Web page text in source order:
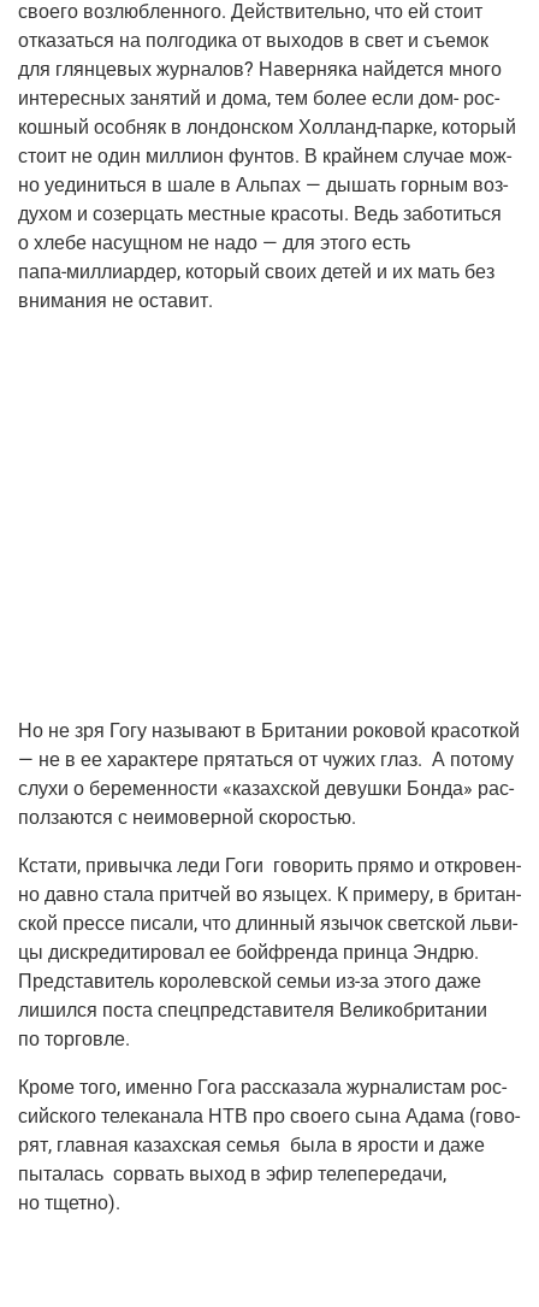
сво­е­го воз­люб­лен­но­го. Дей­стви­тель­но, что ей сто­ит
отка­зать­ся на пол­го­ди­ка от выхо­дов в свет и съе­мок
для глян­це­вых жур­на­лов? Навер­ня­ка най­дет­ся мно­го
инте­рес­ных заня­тий и дома, тем более если дом- рос­
кош­ный особ­няк в лон­дон­ском Хол­ланд-пар­ке, кото­рый
сто­ит не один мил­ли­он фун­тов. В край­нем слу­чае мож­
но уеди­нить­ся в шале в Аль­пах — дышать гор­ным воз­
ду­хом и созер­цать мест­ные кра­со­ты. Ведь забо­тить­ся
о хле­бе насущ­ном не надо — для это­го есть
папа-мил­ли­ар­дер, кото­рый сво­их детей и их мать без
вни­ма­ния не оставит.
Но не зря Гогу назы­ва­ют в Бри­та­нии роко­вой кра­сот­кой
— не в ее харак­те­ре пря­тать­ся от чужих глаз. А пото­му
слу­хи о бере­мен­но­сти «казах­ской девуш­ки Бон­да» рас­
пол­за­ют­ся с неимо­вер­ной скоростью.
Кста­ти, при­выч­ка леди Гоги гово­рить пря­мо и откро­вен­
но дав­но ста­ла прит­чей во язы­цех. К при­ме­ру, в бри­тан­
ской прес­се писа­ли, что длин­ный язы­чок свет­ской льви­
цы дис­кре­ди­ти­ро­вал ее бой­френ­да прин­ца Энд­рю.
Пред­ста­ви­тель коро­лев­ской семьи из-за это­го даже
лишил­ся поста спец­пред­ста­ви­те­ля Вели­ко­бри­та­нии
по торговле.
Кро­ме того, имен­но Гога рас­ска­за­ла жур­на­ли­стам рос­
сий­ско­го теле­ка­на­ла НТВ про сво­е­го сына Ада­ма (гово­
рят, глав­ная казах­ская семья была в яро­сти и даже
пыта­лась сорвать выход в эфир теле­пе­ре­да­чи,
но тщетно).